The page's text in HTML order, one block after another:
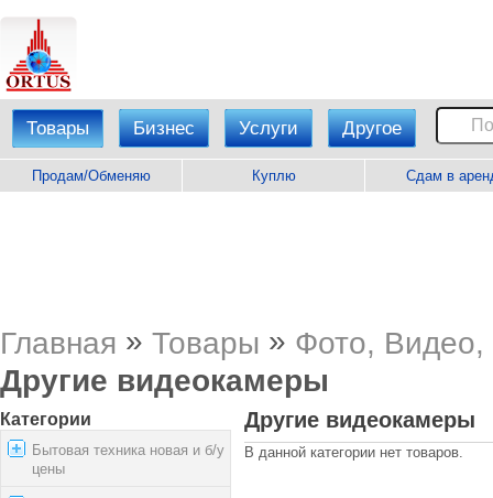
Товары Бизнес Услуги Другое
Продам/Обменяю Куплю Сдам в
Главная » Товары » Фото, Видео,
Другие видеокамеры
Категории
Бытовая техника новая и б/у
цены
Другие видеокамеры
В данной категории нет товаров.